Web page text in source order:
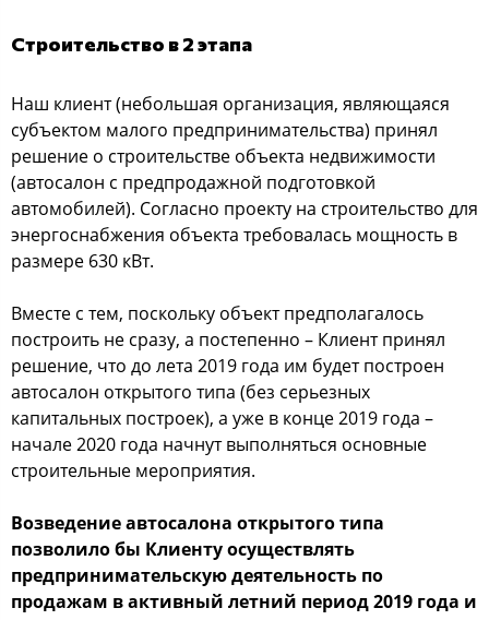
Строительство в 2 этапа
Наш клиент (небольшая организация, являющаяся
субъектом малого предпринимательства) принял
решение о строительстве объекта недвижимости
(автосалон с предпродажной подготовкой
автомобилей). Согласно проекту на строительство для
энергоснабжения объекта требовалась мощность в
размере 630 кВт.
Вместе с тем, поскольку объект предполагалось
построить не сразу, а постепенно – Клиент принял
решение, что до лета 2019 года им будет построен
автосалон открытого типа (без серьезных
капитальных построек), а уже в конце 2019 года –
начале 2020 года начнут выполняться основные
строительные мероприятия.
Возведение автосалона открытого типа
позволило бы Клиенту осуществлять
предпринимательскую деятельность по
продажам в активный летний период 2019 года и